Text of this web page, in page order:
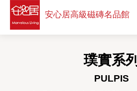
安心居高級磁磚名品館
璞實系列
PULPIS